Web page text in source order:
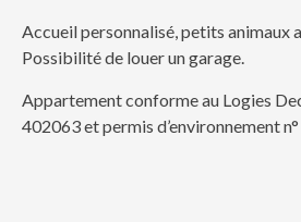
Accueil personnalisé, petits animaux
Possibilité de louer un garage.
Appartement conforme au Logies
402063 et permis d’environnement